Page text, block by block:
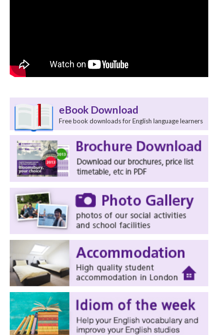
eBook Download
Free book downloads for English language learners